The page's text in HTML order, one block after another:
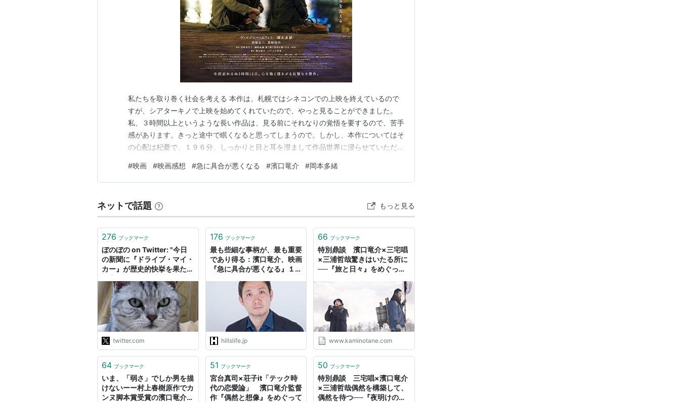
私たちを取り巻く社会を考える 本作は、札幌ではシネコンでの上映を終えているので
すが、シアターキノで上映を始めてくれていたので、やっと見ることができました。
私、３時間以上というような長い作品は、見る前にそれなりの覚悟を要するので、苦手
感があります。きっと途中で眠くなると思ってしまうので。しかし、本作についてはそ
の心配は杞憂で、１９６分、しっかりと目と耳を澄まして作品世界に浸らせていただき
学者、宮野真生子。そして、臨床現場の調査を積み重ねた人類学者、磯野真穂。この二
人が交わした２０通の往復書簡「急に具合が悪くなる」を原作…
#映画 #映画感想 #急に具合が悪くなる #濱口竜介 #岡本多緒
ネットで話題 もっと見る
276 ブックマーク
ぼのぼの on Twitter: "今日
の新聞に『ドライブ・マイ・
カー』が歴史的快挙を果たし
たが、濱口竜介自身のインタ
ビューまで含め、皆が忘れて
いる重大な要素が１つある。
それはあの作品が「チェーホ
フの『ワーニャおじさん』を
ベースにした作品」…
https://t.co/14Zg71MhLF"
twitter.com
176 ブックマーク
最も些細な事柄が、最も重要
であり得る：濱口竜介、映画
『急に具合が悪くなる』１万
hillslife.jp
66 ブックマーク
特別鼎談 濱口竜介×三宅唱
×三浦哲哉驚きはいたる所に
──『旅と日々』をめぐって |
www.kaminotane.com
64 ブックマーク
いま、「弱さ」でしか男を描
けないーー村上春樹原作でカ
ンヌ脚本賞受賞の濱口竜介監
51 ブックマーク
宮台真司×荘子it「テック時
代の恋愛論」 濱口竜介監督
作『偶然と想像』をめぐって
50 ブックマーク
特別鼎談 三宅唱×濱口竜介
×三浦哲哉偶然を構築して、
偶然を待つ──『夜明けのす